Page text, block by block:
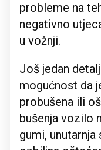
probleme na
negativno
u vožnji.
Još jedan
mogućnost da
probušena ili
bušenja vozilo
gumi,